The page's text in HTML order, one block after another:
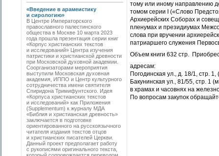
«Введение в арамеистику
и сирологию»
В Центре Императорского
православного палестинского
общества в Москве 10 марта 2023
года прошла презентация серии книг
«Корпус христианских текстов
и исследований» Центра изучения
патристики и христианской древности
при Московской духовной академии.
Соорганизаторами мероприятия
выступили Московская духовная
академия, ИППО и Центр культурного
сотрудничества имени святителя
Спиридона Тримифунтского. Идея
«Корпуса христианских текстов
и исследований» как Приложения
(Supplementum) к журналу МДА
«Библия и христианская древность»
заключается в подготовке
ориентированного на русскоязычного
читателя издания текстов отцов
и христианских писателей Церкви.
Данный проект предполагает работу
с рукописями оригинального текста,
тому или иному направлению
томом серии I («Слово
Архиерейских Соборах и
пленумах и президиумах
слова при вручении
патриаршего служения
Объем книги 632 стр.
адрeсам:
Погодинская ул., д. 18/1, стр.
Бакунинская ул., 81/55, стр. 1
в храмах и часовнях на
По вопросам закупок